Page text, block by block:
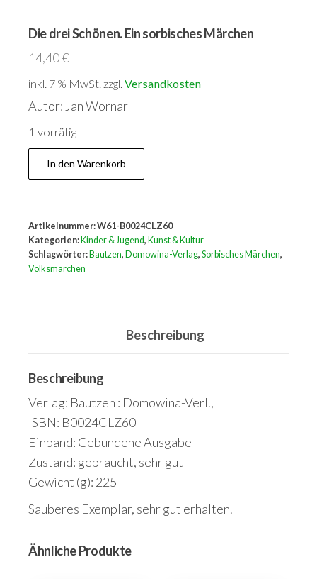
Die drei Schönen. Ein sorbisches Märchen
14,40€
inkl. 7 % MwSt. zzgl. Versandkosten
Autor: Jan Wornar
1 vorrätig
drei
sorbisches
Märchen
Menge
In den Warenkorb
Artikelnummer:W61-B0024CLZ60
Kategorien: Kinder & Jugend, Kunst & Kultur
Schlagwörter: Bautzen, Domowina-Verlag, Sorbisches Märchen,
Volksmärchen
Beschreibung
Beschreibung
Verlag: Bautzen : Domowina-Verl.,
ISBN: B0024CLZ60
Einband: Gebundene Ausgabe
Zustand: gebraucht, sehr gut
Gewicht (g): 225
Sauberes Exemplar, sehr gut erhalten.
Ähnliche Produkte